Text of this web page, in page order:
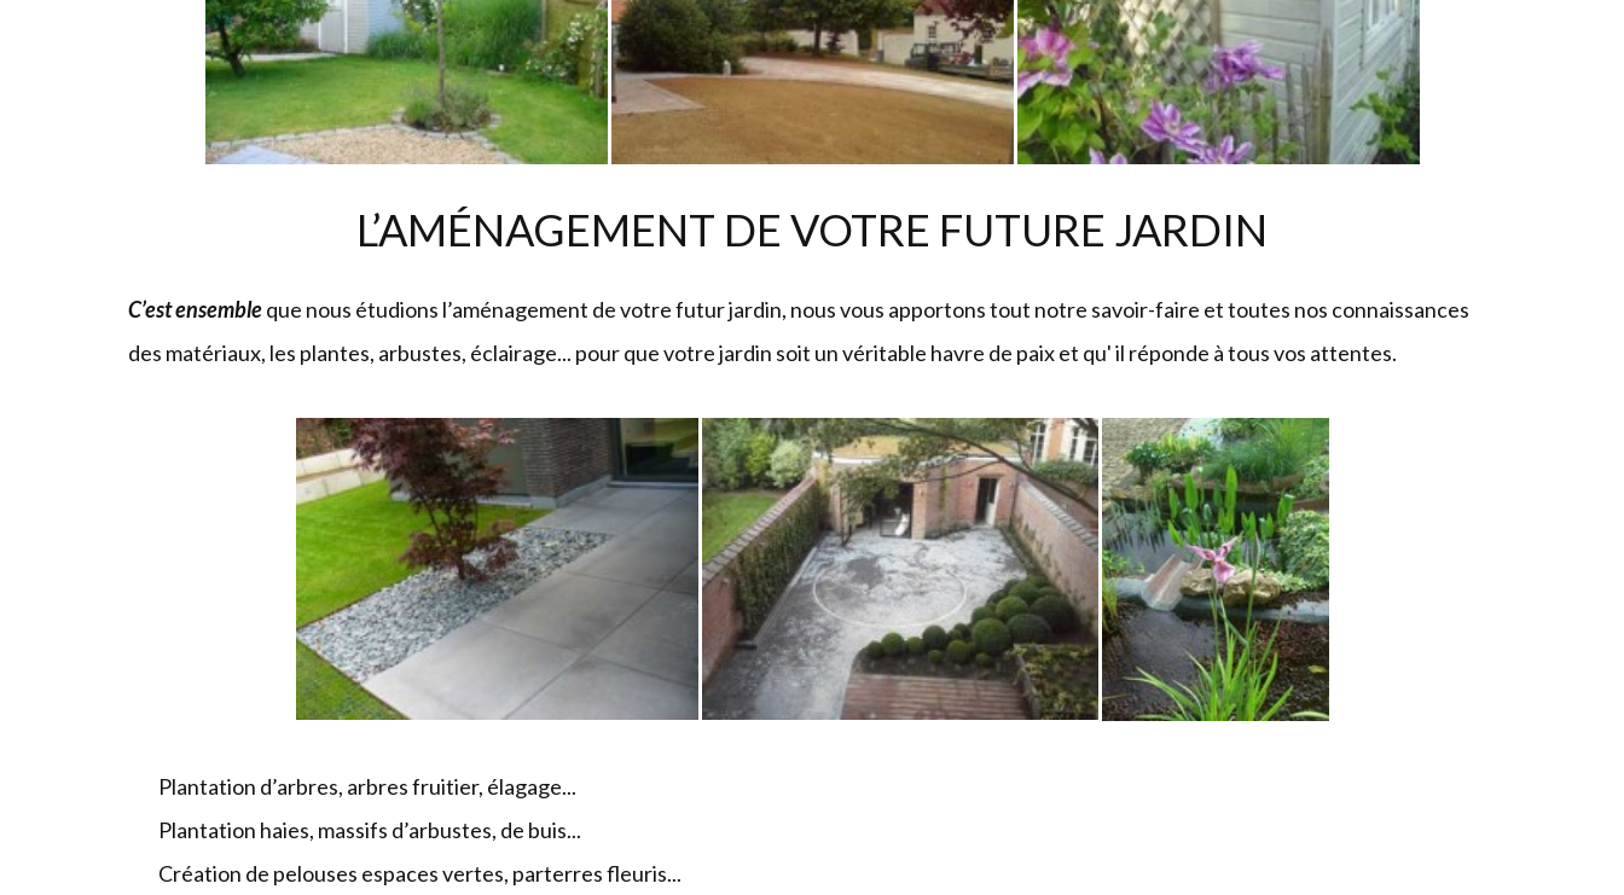
L’AMÉNAGEMENT DE VOTRE FUTURE JARDIN
C’est ensembleque nous étudions l’aménagement de votre futur jardin, nous vous apportons tout notre savoir-faire et toutes nos connaissances
des matériaux, les plantes, arbustes, éclairage... pour que votre jardin soit un véritable havre de paix et qu' il réponde à tous vos attentes.
Plantation d’arbres, arbres fruitier, élagage...
Plantation haies, massifs d’arbustes, de buis...
Création de pelouses espaces vertes, parterres fleuris...